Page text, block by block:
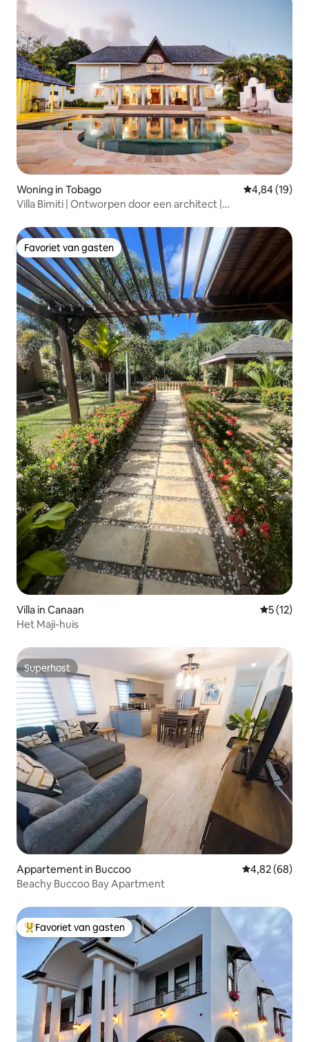
Woning in Tobago Gemiddelde
4,84 (19)
Villa Bimiti | Ontworpen door een architect |
Favoriet van gasten
Favoriet van gasten
Villa in Canaan
5 (12)
Het Maji-huis
Superhost
Superhost
Appartement in Buccoo Gemiddelde
4,82 (68)
Beachy Buccoo Bay Apartment
Topfavoriet van gasten
Favoriet van gasten